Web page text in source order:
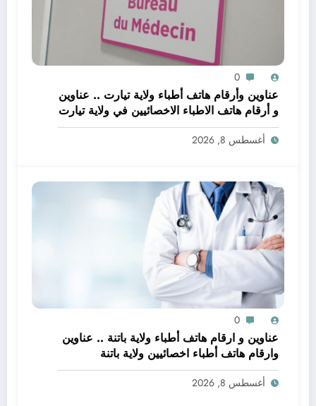
0
عناوين وأرقام هاتف أطباء ولاية تيارت .. عناوين
و أرقام هاتف الاطباء الاخصائيين في ولاية تيارت
أغسطس 8, 2026
0
عناوين و ارقام هاتف أطباء ولاية باتنة .. عناوين
وارقام هاتف أطباء اخصائيين ولاية باتنة
أغسطس 8, 2026